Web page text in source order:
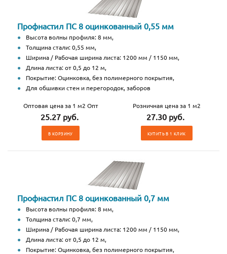
Профнастил ПС 8 оцинкованный 0,55 мм
Высота волны профиля: 8 мм,
Толщина стали: 0,55 мм,
Ширина / Рабочая ширина листа: 1200 мм / 1150 мм,
Длина листа: от 0,5 до 12 м,
Покрытие: Оцинковка, без полимерного покрытия,
Для обшивки стен и перегородок, заборов
Оптовая цена за 1 м2 Опт
25.27 руб.
В КОРЗИНУ
Розничная цена за 1 м2
27.30 руб.
КУПИТЬ В 1 КЛИК
Профнастил ПС 8 оцинкованный 0,7 мм
Высота волны профиля: 8 мм,
Толщина стали: 0,7 мм,
Ширина / Рабочая ширина листа: 1200 мм / 1150 мм,
Длина листа: от 0,5 до 12 м,
Покрытие: Оцинковка, без полимерного покрытия,